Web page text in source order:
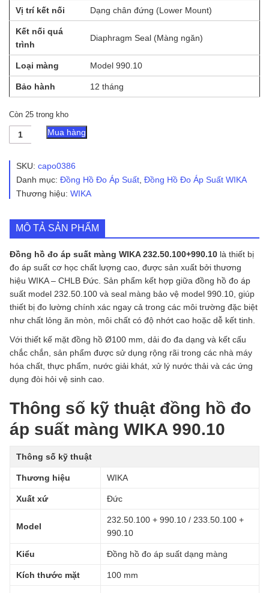
Vị trí kết nối Dạng chân đứng (Lower Mount)
Kết nối quá
trình
Diaphragm Seal (Màng ngăn)
Loại màng Model 990.10
Bảo hành 12 tháng
Còn 25 trong kho
Đồng
Hồ
Áp
Màng
WIKA
lượng
Mua hàng
SKU: capo0386
Danh mục: Đồng Hồ Đo Áp Suất, Đồng Hồ Đo Áp Suất WIKA
Thương hiệu: WIKA
MÔ TẢ SẢN PHẨM
Đồng hồ đo áp suất màng WIKA 232.50.100+990.10 là thiết bị
đo áp suất cơ học chất lượng cao, được sản xuất bởi thương
hiệu WIKA – CHLB Đức. Sản phẩm kết hợp giữa đồng hồ đo áp
suất model 232.50.100 và seal màng bảo vệ model 990.10, giúp
thiết bị đo lường chính xác ngay cả trong các môi trường đặc biệt
như chất lỏng ăn mòn, môi chất có độ nhớt cao hoặc dễ kết tinh.
Với thiết kế mặt đồng hồ Ø100 mm, dải đo đa dạng và kết cấu
chắc chắn, sản phẩm được sử dụng rộng rãi trong các nhà máy
hóa chất, thực phẩm, nước giải khát, xử lý nước thải và các ứng
dụng đòi hỏi vệ sinh cao.
Thông số kỹ thuật đồng hồ đo
áp suất màng WIKA 990.10
Thông số kỹ thuật
Thương hiệu WIKA
Xuất xứ Đức
Model
232.50.100 + 990.10 / 233.50.100 +
990.10
Kiểu Đồng hồ đo áp suất dạng màng
Kích thước mặt 100 mm